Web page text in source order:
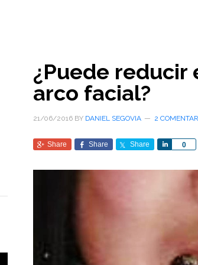
¿Puede
arco facial?
21/06/2016 BY DANIEL SEGOVIA 2
Share Share Share 0
Share